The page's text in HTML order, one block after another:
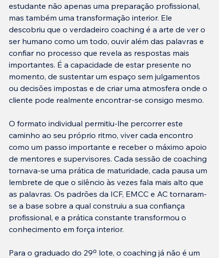
estudante não apenas uma preparação profissional,
mas também uma transformação interior. Ele
descobriu que o verdadeiro coaching é a arte de ver o
ser humano como um todo, ouvir além das palavras e
confiar no processo que revela as respostas mais
importantes. É a capacidade de estar presente no
momento, de sustentar um espaço sem julgamentos
ou decisões impostas e de criar uma atmosfera onde o
cliente pode realmente encontrar-se consigo mesmo.
O formato individual permitiu-lhe percorrer este
caminho ao seu próprio ritmo, viver cada encontro
como um passo importante e receber o máximo apoio
de mentores e supervisores. Cada sessão de coaching
tornava-se uma prática de maturidade, cada pausa um
lembrete de que o silêncio às vezes fala mais alto que
as palavras. Os padrões da ICF, EMCC e AC tornaram-
se a base sobre a qual construiu a sua confiança
profissional, e a prática constante transformou o
conhecimento em força interior.
Para o graduado do 29º lote, o coaching já não é um